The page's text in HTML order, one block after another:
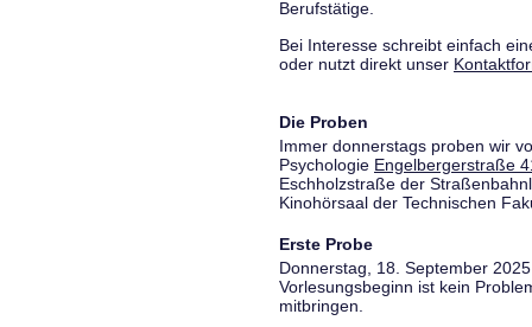
Berufstätige.
Bei Interesse schreibt einfach
oder nutzt direkt unser
Die Proben
Immer donnerstags proben wir
Psychologie Engelbergerstraße
Eschholzstraße der
Kinohörsaal der Technischen
Erste Probe
Donnerstag, 18. September
Vorlesungsbeginn ist kein
mitbringen.